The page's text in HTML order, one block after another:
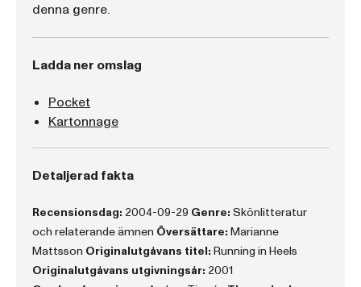
denna genre.
Ladda ner omslag
Pocket
Kartonnage
Detaljerad fakta
Recensionsdag: 2004-09-29 Genre: Skönlitteratur
och relaterande ämnen Översättare: Marianne
Mattsson Originalutgåvans titel: Running in Heels
Originalutgåvans utgivningsår: 2001